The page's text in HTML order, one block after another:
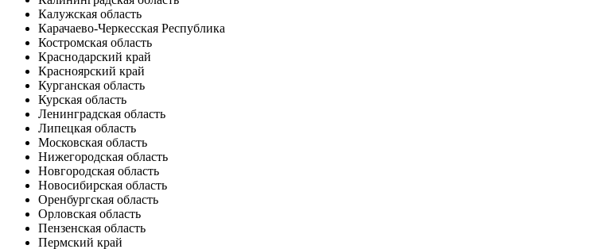
Калужская область
Карачаево-Черкесская Республика
Костромская область
Краснодарский край
Красноярский край
Курганская область
Курская область
Ленинградская область
Липецкая область
Московская область
Нижегородская область
Новгородская область
Новосибирская область
Оренбургская область
Орловская область
Пензенская область
Пермский край